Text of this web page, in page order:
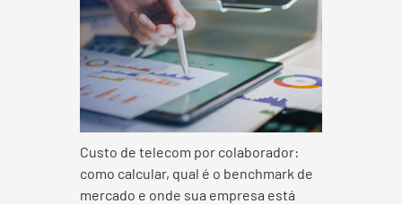
Custo de telecom por colaborador:
como calcular, qual é o benchmark de
mercado e onde sua empresa está